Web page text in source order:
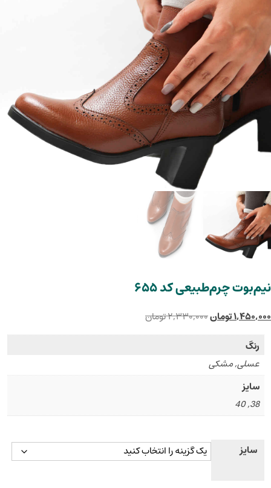
نیم‌بوت چرم‌طبیعی کد ۶۵۵
۱,۴۵۰,۰۰۰تومان۲,۳۳۰,۰۰۰تومان
رنگ
عسلی, مشکی
سایز
38, 40
سایز